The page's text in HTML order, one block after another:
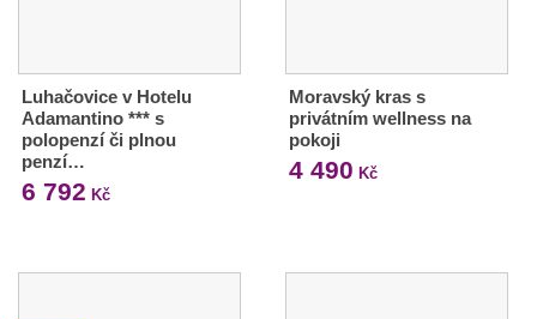
Luhačovice v Hotelu
Adamantino *** s
polopenzí či plnou
penzí…
6 792 Kč
Moravský kras s
privátním wellness na
pokoji
4 490 Kč